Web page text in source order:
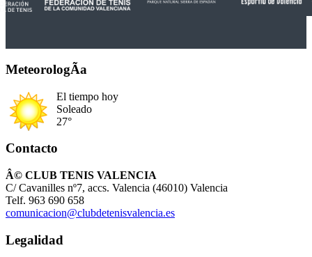
MeteorologÃ­a
El tiempo hoy
Soleado
27°
Contacto
Â© CLUB TENIS VALENCIA
C/ Cavanilles nº7, accs. Valencia (46010) Valencia
Telf. 963 690 658
comunicacion@clubdetenisvalencia.es
Legalidad